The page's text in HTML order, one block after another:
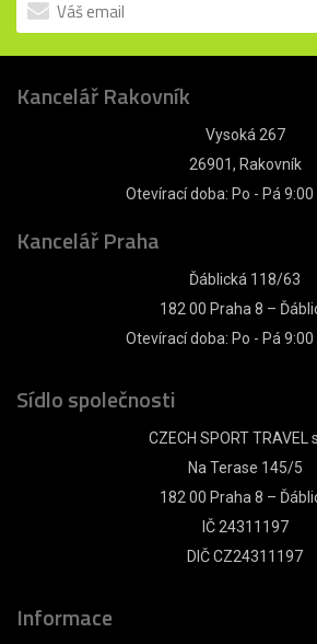
Kancelář Rakovník
Vysoká 267
26901, Rakovník
Otevírací doba: Po - Pá 9:00
Kancelář Praha
Ďáblická 118/63
182 00 Praha 8 –
Otevírací doba: Po - Pá 9:00
Sídlo společnosti
CZECH SPORT TRAVEL
Na Terase 145/5
182 00 Praha 8 –
IČ 24311197
DIČ CZ24311197
Informace